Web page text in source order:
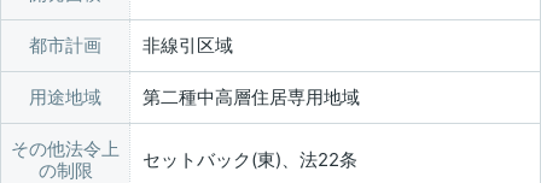
都市計画 非線引区域
用途地域 第二種中高層住居専用地域
その他法令上
の制限
セットバック(東)、法22条